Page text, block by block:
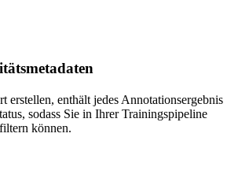
erstellen, enthält jedes Annotationsergebnis
sodass Sie in Ihrer Trainingspipeline
können.